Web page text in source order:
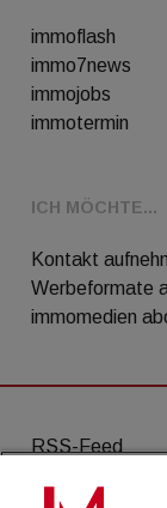
immoflash
immo7news
immojobs
immotermin
ICH MÖCHTE...
Kontakt
Werbeformate
immomedien
RSS-Feed
AGB